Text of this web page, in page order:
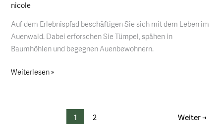
nicole
Auf dem Erlebnispfad beschäftigen Sie sich mit dem Leben im
Auenwald. Dabei erforschen Sie Tümpel, spähen in
Baumhöhlen und begegnen Auenbewohnern.
Weiterlesen »
1 2 Weiter→